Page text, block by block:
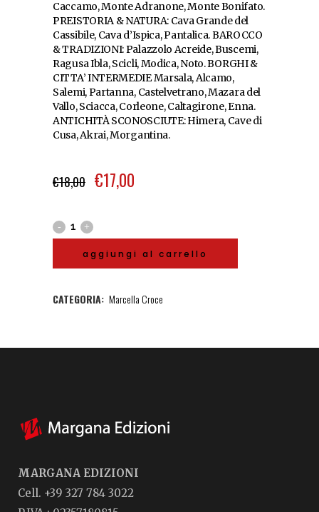
Caccamo, Monte Adranone, Monte Bonifato.
PREISTORIA & NATURA: Cava Grande del
Cassibile, Cava d’Ispica, Pantalica. BAROCCO
& TRADIZIONI: Palazzolo Acreide, Buscemi,
Ragusa Ibla, Scicli, Modica, Noto. BORGHI &
CITTA’ INTERMEDIE Marsala, Alcamo,
Salemi, Partanna, Castelvetrano, Mazara del
Vallo, Sciacca, Corleone, Caltagirone, Enna.
ANTICHITÀ SCONOSCIUTE: Himera, Cave di
Cusa, Akrai, Morgantina.
€18,00 €17,00
aggiungi al carrello
CATEGORIA: Marcella Croce
MARGANA EDIZIONI
Cell. +39 327 784 3022